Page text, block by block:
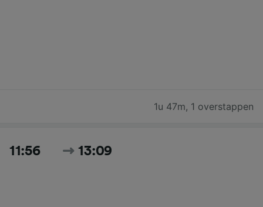
1u 47m, 1 overstappen
11:56 13:09